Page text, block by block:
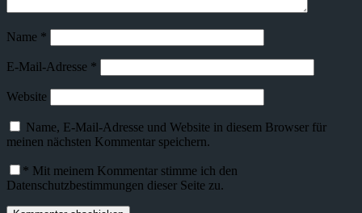
Name *
E-Mail-Adresse *
Website
Name, E-Mail-Adresse und Website in diesem Browser für
meinen nächsten Kommentar speichern.
* Mit meinem Kommentar stimme ich den
Datenschutzbestimmungen dieser Seite zu.